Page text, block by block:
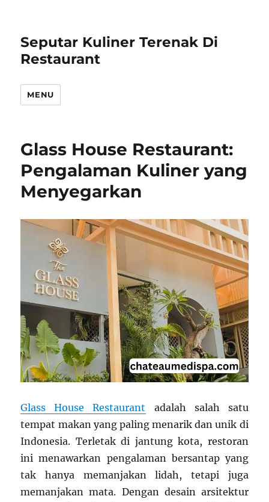
Seputar Kuliner Terenak Di
Restaurant
MENU
Glass House Restaurant:
Pengalaman Kuliner yang
Menyegarkan
Glass House Restaurant adalah salah satu
tempat makan yang paling menarik dan unik di
Indonesia. Terletak di jantung kota, restoran
ini menawarkan pengalaman bersantap yang
tak hanya memanjakan lidah, tetapi juga
memanjakan mata. Dengan desain arsitektur